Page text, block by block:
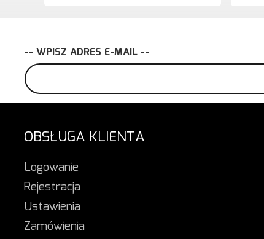
-- WPISZ ADRES E-MAIL --
OBSŁUGA KLIENTA
Logowanie
Rejestracja
Ustawienia
Zamówienia